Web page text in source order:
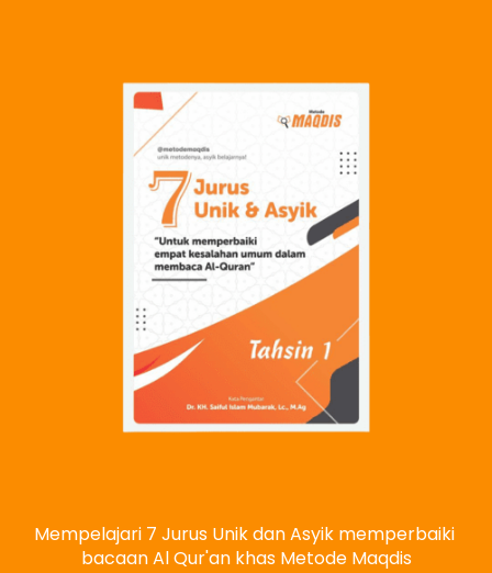
Mempelajari 7 Jurus Unik dan Asyik memperbaiki
bacaan Al Qur'an khas Metode Maqdis